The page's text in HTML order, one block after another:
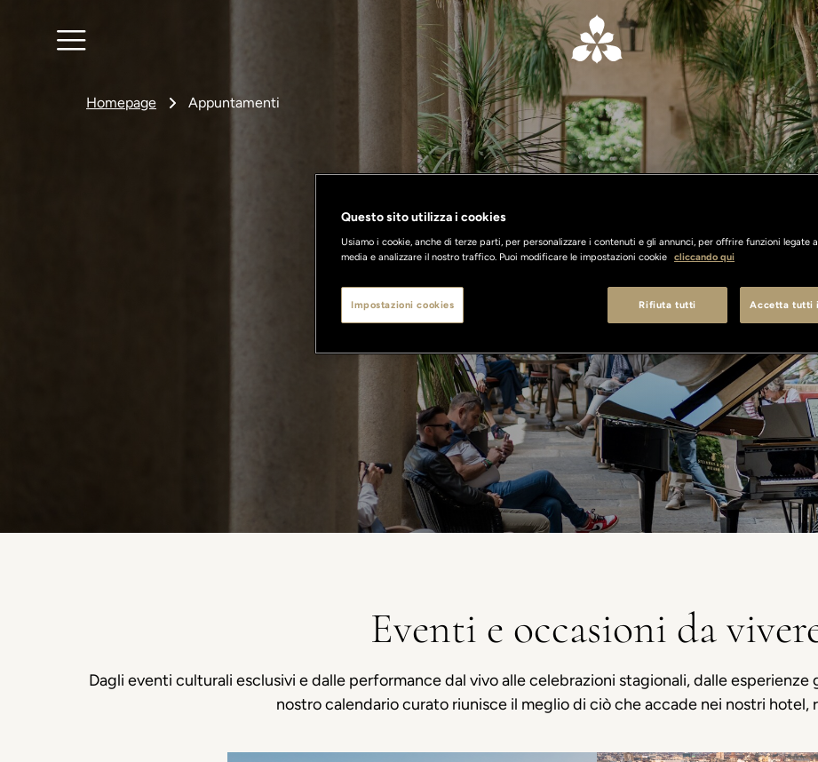
Homepage Appuntamenti
What's On
Eventi e occasioni da
Dagli eventi culturali esclusivi e dalle performance dal vivo alle celebrazioni stagionali, dalle
nostro calendario curato riunisce il meglio di ciò che accade nei nostri hotel,
Questo sito utilizza i cookies
Usiamo i cookie, anche di terze parti, per personalizzare i contenuti e gli annunci, per offrire funzioni legate
media e analizzare il nostro traffico. Puoi modificare le impostazioni cookie cliccando qui
Rifiuta tutti Accetta tutti
Impostazioni cookies